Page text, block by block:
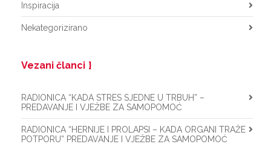
Inspiracija
Nekategorizirano
Vezani članci
RADIONICA “KADA STRES SJEDNE U TRBUH” –
PREDAVANJE I VJEŽBE ZA SAMOPOMOĆ
RADIONICA “HERNIJE I PROLAPSI – KADA ORGANI TRAŽE
POTPORU” PREDAVANJE I VJEŽBE ZA SAMOPOMOĆ